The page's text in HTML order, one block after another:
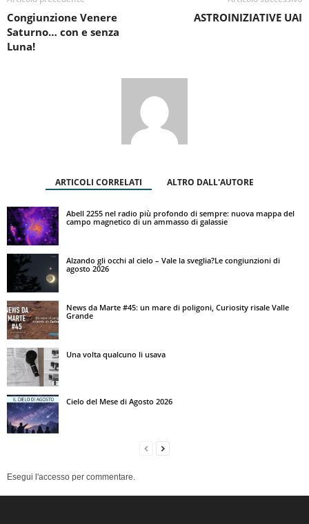
Congiunzione Venere
Saturno… con e senza
Luna!
ASTROINIZIATIVE UAI
ARTICOLI CORRELATI ALTRO DALL'AUTORE
Abell 2255 nel radio più profondo di sempre: nuova mappa del
campo magnetico di un ammasso di galassie
Alzando gli occhi al cielo – Vale la sveglia?Le congiunzioni di
agosto 2026
News da Marte #45: un mare di poligoni, Curiosity risale Valle
Grande
Una volta qualcuno li usava
Cielo del Mese di Agosto 2026
Esegui l'accesso per commentare.